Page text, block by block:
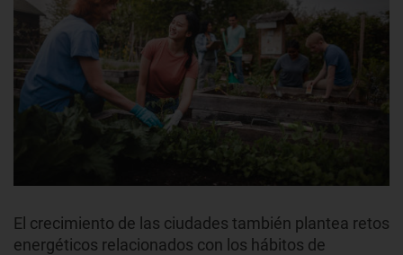
El crecimiento de las ciudades también plantea retos
energéticos relacionados con los hábitos de